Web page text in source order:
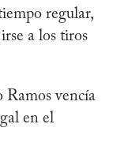
regular,
a los tiros
Ramos vencía
en el